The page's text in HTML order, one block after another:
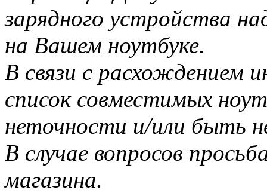
зарядного устройства
на Вашем ноутбуке.
В связи с расхождением
список совместимых
неточности и/или быть
В случае вопросов
магазина.